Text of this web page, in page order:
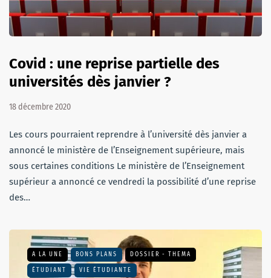
Covid : une reprise partielle des
universités dès janvier ?
18 décembre 2020
Les cours pourraient reprendre à l’université dès janvier a
annoncé le ministère de l’Enseignement supérieure, mais
sous certaines conditions Le ministère de l’Enseignement
supérieur a annoncé ce vendredi la possibilité d’une reprise
des…
A LA UNE BONS PLANS DOSSIER - THEMA
ÉTUDIANT VIE ÉTUDIANTE